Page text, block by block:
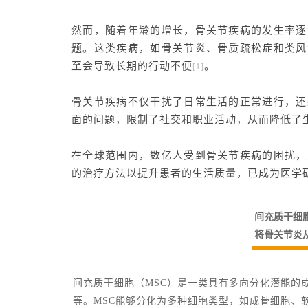
然而，随着年龄的增长，骨关节疾病的发生率
题。这类疾病，如骨关节炎、骨质疏松症和类
至会导致长期的行动不便 [1] 。
骨关节疾病不仅干扰了日常生活的正常进行，
面的问题，限制了社交和职业活动，从而降低了
在全球范围内，数亿人受到骨关节疾病的困扰
的治疗方法以提升患者的生活质量，已成为医
间充质干细
将骨关节炎
间充质干细胞（MSC）是一类具有多向分化潜能
等。MSC能够分化为多种细胞类型，如成骨细胞